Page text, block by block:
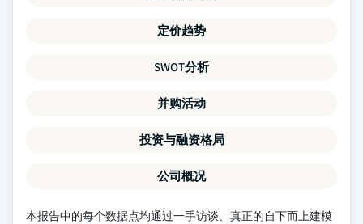
定价趋势
SWOT分析
并购活动
投资与融资格局
公司概况
本报告中的每个数据点均通过一手访谈、真正的自下而上建模